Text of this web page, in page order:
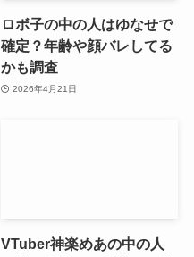
ロボ子の中の人はゆなせで
確定？年齢や顔バレしてる
かも調査
2026年4月21日
VTuber神楽めあの中の人